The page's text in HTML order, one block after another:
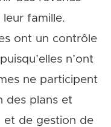
famille.
ont un contrôle
n’ont
ne participent
des plans et
et de gestion de